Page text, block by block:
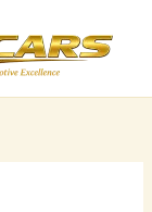
المحتوى